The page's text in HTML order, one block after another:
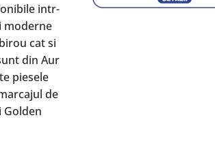
intr-
moderne
cat si
din Aur
piesele
de